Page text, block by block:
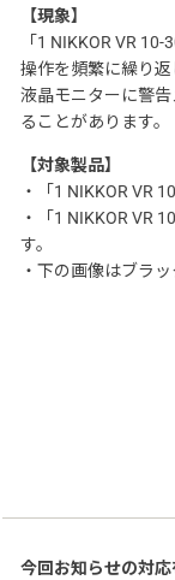
【現象】
「1 NIKKOR VR
操作を頻繁に繰り
液晶モニターに警
ることがあります。
【対象製品】
・「1 NIKKOR VR
・「1 NIKKOR VR
す。
・下の画像はブラ
今回お知らせの対